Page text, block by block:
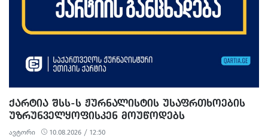
ᲥᲐᲠᲢᲘᲐ ᲨᲡᲡ-Ს ᲟᲣᲠᲜᲐᲚᲘᲡᲢᲘᲡ ᲣᲡᲐᲤᲠᲗᲮᲝᲔᲑᲘᲡ
ᲣᲖᲠᲣᲜᲕᲔᲚᲧᲝᲤᲘᲡᲙᲔᲜ ᲛᲝᲣᲬᲝᲓᲔᲑᲡ
ავტორი 10.08.2026 / 12:50